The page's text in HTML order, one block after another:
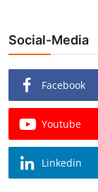
Redaktion
Beiträge
Vorproduktion
Social-Media
Facebook
Youtube
Linkedin